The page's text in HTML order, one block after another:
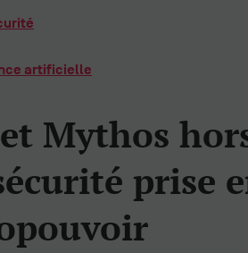
artificielle
Mythos
prise